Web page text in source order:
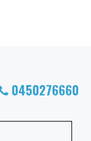
0450276660